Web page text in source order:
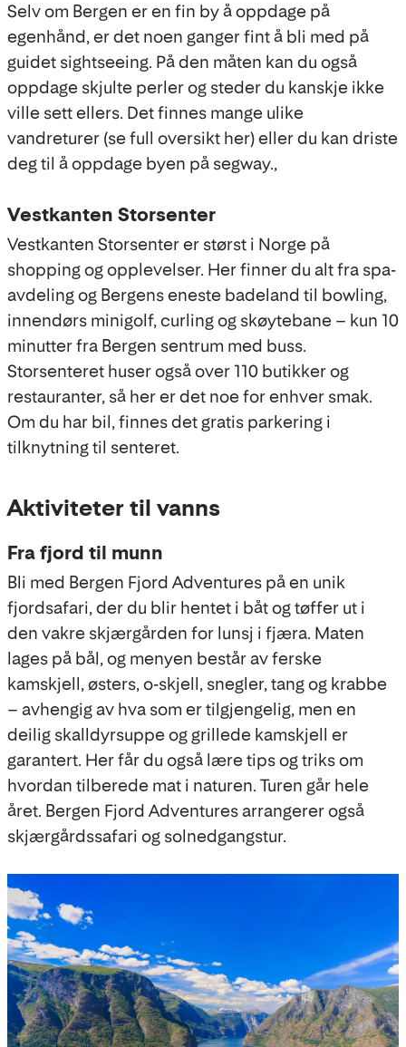
Selv om Bergen er en fin by å oppdage på
egenhånd, er det noen ganger fint å bli med på
guidet sightseeing. På den måten kan du også
oppdage skjulte perler og steder du kanskje ikke
ville sett ellers. Det finnes mange ulike
vandreturer (se full oversikt her) eller du kan driste
deg til å oppdage byen på segway.,
Vestkanten Storsenter
Vestkanten Storsenter er størst i Norge på
shopping og opplevelser. Her finner du alt fra spa-
avdeling og Bergens eneste badeland til bowling,
innendørs minigolf, curling og skøytebane – kun 10
minutter fra Bergen sentrum med buss.
Storsenteret huser også over 110 butikker og
restauranter, så her er det noe for enhver smak.
Om du har bil, finnes det gratis parkering i
tilknytning til senteret.
Aktiviteter til vanns
Fra fjord til munn
Bli med Bergen Fjord Adventures på en unik
fjordsafari, der du blir hentet i båt og tøffer ut i
den vakre skjærgården for lunsj i fjæra. Maten
lages på bål, og menyen består av ferske
kamskjell, østers, o-skjell, snegler, tang og krabbe
– avhengig av hva som er tilgjengelig, men en
deilig skalldyrsuppe og grillede kamskjell er
garantert. Her får du også lære tips og triks om
hvordan tilberede mat i naturen. Turen går hele
året. Bergen Fjord Adventures arrangerer også
skjærgårdssafari og solnedgangstur.